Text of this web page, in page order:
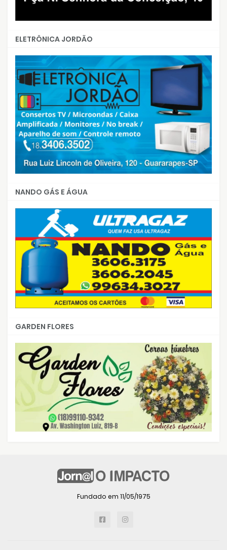
ELETRÔNICA JORDÃO
NANDO GÁS E ÁGUA
GARDEN FLORES
Fundado em 11/05/1975